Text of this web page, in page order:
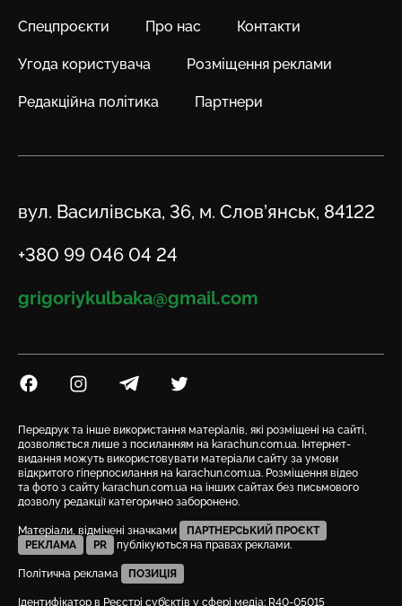
Спецпроєкти Про нас Контакти
Угода користувача Розміщення реклами
Редакційна політика Партнери
Адреса
вул. Василівська, 36, м. Слов’янськ, 84122
Телефон
+380 99 046 04 24
Email
grigoriykulbaka@gmail.com
Посилання на Facebook
Посилання на Instagram
Посилання на Telegram
Посилання на Twitter
Передрук та інше використання матеріалів, які розміщені на сайті,
дозволяється лише з посиланням на karachun.com.ua. Інтернет-
видання можуть використовувати матеріали сайту за умови
відкритого гіперпосилання на karachun.com.ua. Розміщення відео
та фото з сайту karachun.com.ua на інших сайтах без письмового
дозволу редакції категорично заборонено.
Матеріали, відмічені значками
ПАРТНЕРСЬКИЙ ПРОЄКТ
РЕКЛАМА
PR публікуються на правах реклами.
Політична реклама ПОЗИЦІЯ
Ідентифікатор в Реєстрі суб’єктів у сфері медіа: R40-05015